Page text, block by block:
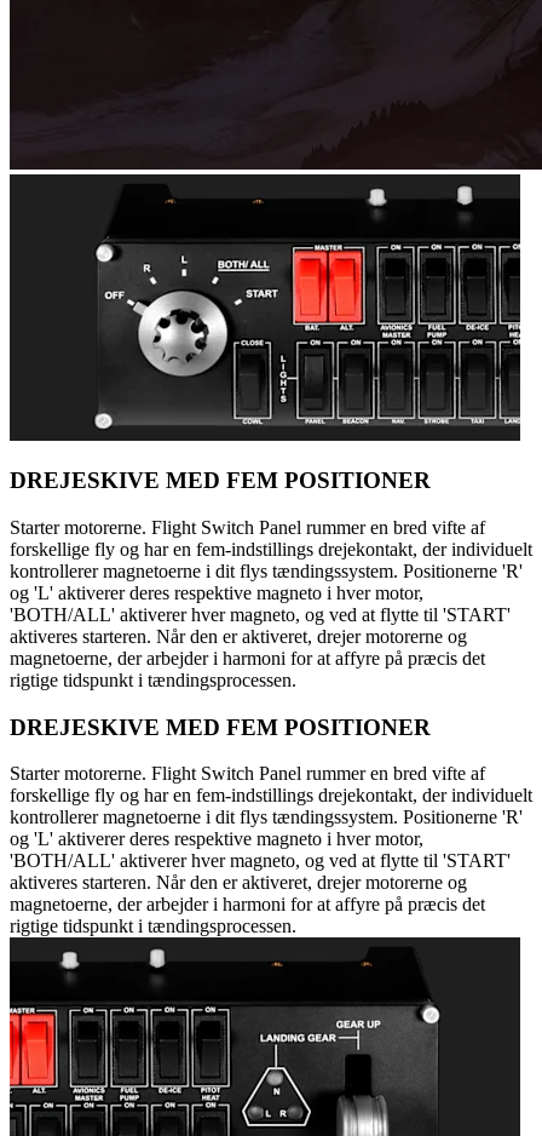
DREJESKIVE MED FEM POSITIONER
Starter motorerne. Flight Switch Panel rummer en bred vifte af
forskellige fly og har en fem-indstillings drejekontakt, der individuelt
kontrollerer magnetoerne i dit flys tændingssystem. Positionerne 'R'
og 'L' aktiverer deres respektive magneto i hver motor,
'BOTH/ALL' aktiverer hver magneto, og ved at flytte til 'START'
aktiveres starteren. Når den er aktiveret, drejer motorerne og
magnetoerne, der arbejder i harmoni for at affyre på præcis det
rigtige tidspunkt i tændingsprocessen.
DREJESKIVE MED FEM POSITIONER
Starter motorerne. Flight Switch Panel rummer en bred vifte af
forskellige fly og har en fem-indstillings drejekontakt, der individuelt
kontrollerer magnetoerne i dit flys tændingssystem. Positionerne 'R'
og 'L' aktiverer deres respektive magneto i hver motor,
'BOTH/ALL' aktiverer hver magneto, og ved at flytte til 'START'
aktiveres starteren. Når den er aktiveret, drejer motorerne og
magnetoerne, der arbejder i harmoni for at affyre på præcis det
rigtige tidspunkt i tændingsprocessen.